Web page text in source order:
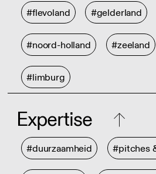
#flevoland #gelderland
#noord-holland #zeeland
#limburg
Expertise
#duurzaamheid #pitches